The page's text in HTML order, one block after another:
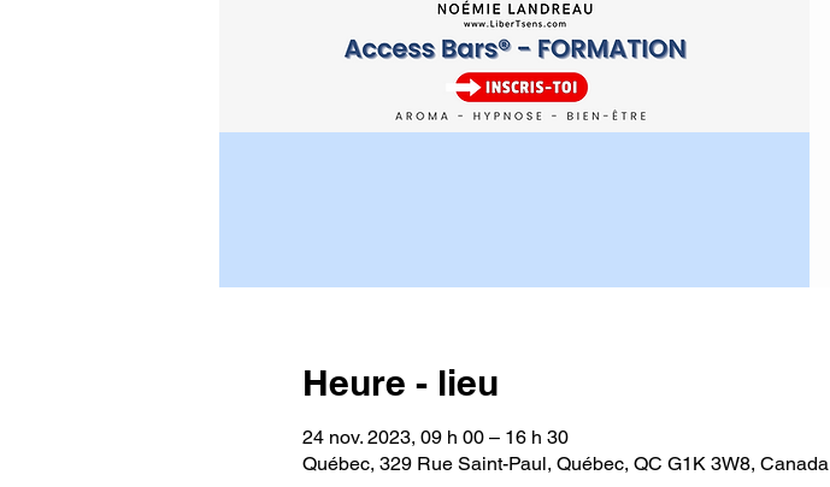
Heure - lieu
24 nov. 2023, 09 h 00 – 16 h 30
Québec, 329 Rue Saint-Paul, Québec, QC G1K 3W8, Canada